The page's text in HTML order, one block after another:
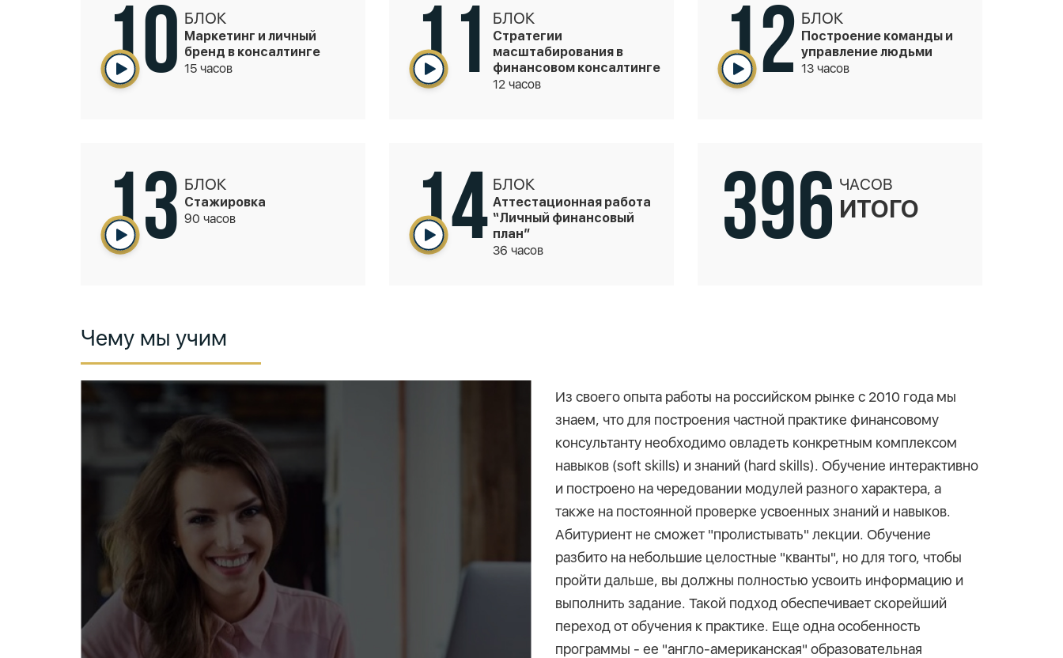
10 БЛОК
Маркетинг и личный
бренд в консалтинге
15 часов
11 БЛОК
Стратегии
масштабирования в
финансовом консалтинге
12 часов
12 БЛОК
Построение команды и
управление людьми
13 часов
13 БЛОК
Стажировка
90 часов
14 БЛОК
Аттестационная работа
“Личный финансовый
план”
36 часов
396 ЧАСОВ
ИТОГО
Чему мы учим
Из своего опыта работы на российском рынке с 2010 года мы
знаем, что для построения частной практике финансовому
консультанту необходимо овладеть конкретным комплексом
навыков (soft skills) и знаний (hard skills). Обучение интерактивно
и построено на чередовании модулей разного характера, а
также на постоянной проверке усвоенных знаний и навыков.
Абитуриент не сможет "пролистывать" лекции. Обучение
разбито на небольшие целостные "кванты", но для того, чтобы
пройти дальше, вы должны полностью усвоить информацию и
выполнить задание. Такой подход обеспечивает скорейший
переход от обучения к практике. Еще одна особенность
программы - ее "англо-американская" образовательная